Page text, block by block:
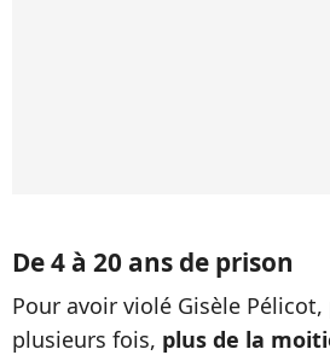
De 4 à 20 ans de prison
Pour avoir violé Gisèle
plusieurs fois, plus de la